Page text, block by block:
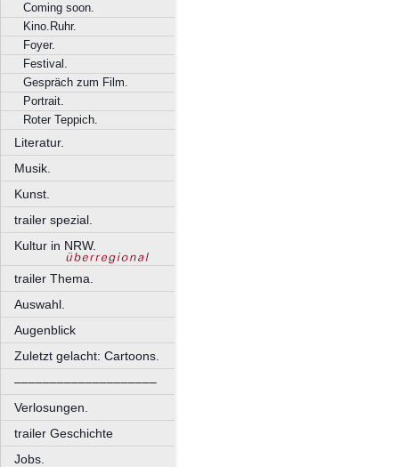
Coming soon.
Kino.Ruhr.
Foyer.
Festival.
Gespräch zum Film.
Portrait.
Roter Teppich.
Literatur.
Musik.
Kunst.
trailer spezial.
Kultur in NRW.
trailer Thema.
Auswahl.
Augenblick
Zuletzt gelacht: Cartoons.
––––––––––––––––––––
Verlosungen.
trailer Geschichte
Jobs.